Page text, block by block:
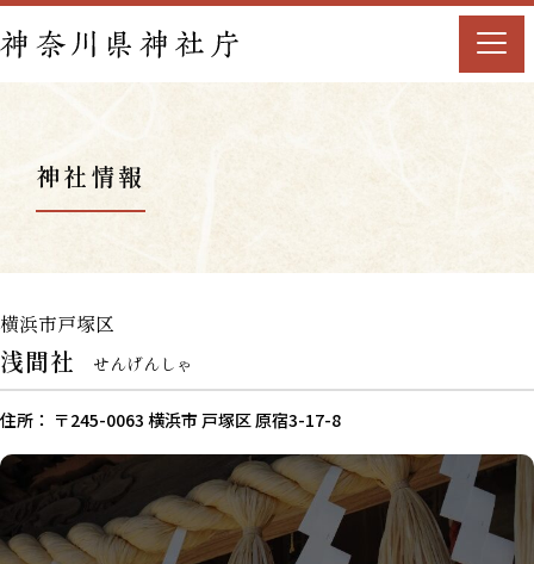
神社情報
横浜市戸塚区
浅間社 せんげんしゃ
住所： 〒245-0063 横浜市 戸塚区 原宿3-17-8